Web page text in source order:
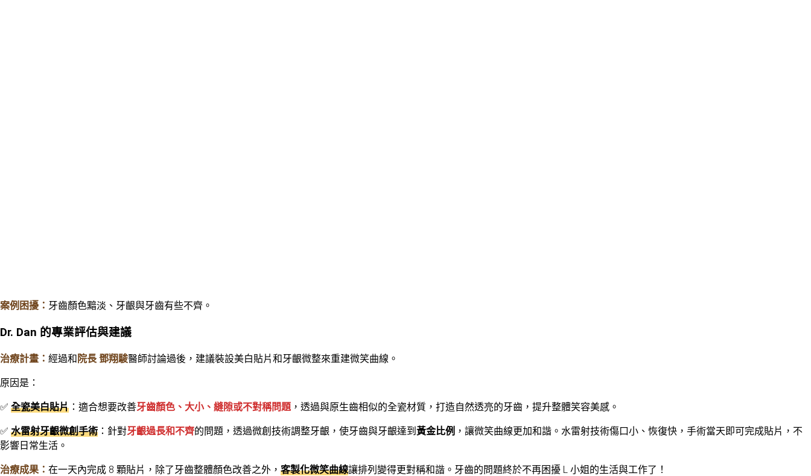
案例困擾： 牙齒顏色黯淡、牙齦與牙齒有些不齊。
Dr. Dan 的專業評估與建議
治療計畫： 經過和 院長 鄧翔駿醫師討論過後，建議裝設美白貼片和牙齦微整來重建微笑曲線。
原因是：
✅ 全瓷美白貼片 ：適合想要改善牙齒顏色、大小、縫隙或不對稱問題，透過與原生齒相似的全瓷材質，打造自然透亮的牙齒，提升整體笑容美感。
✅ 水雷射牙齦微創手術 ：針對牙齦過長和不齊的問題，透過微創技術調整牙齦，使牙齒與牙齦達到 黃金比例 ，讓微笑曲線更加和諧。水雷射技術傷口小、恢復快，手術當天即可完成貼片，不
影響日常生活。
治療成果： 在一天內完成 8 顆貼片，除了牙齒整體顏色改善之外， 客製化微笑曲線讓排列變得更對稱和諧。牙齒的問題終於不再困擾 L 小姐的生活與工作了！